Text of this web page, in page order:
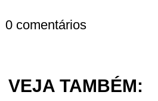
0 comentários
VEJA TAMBÉM: